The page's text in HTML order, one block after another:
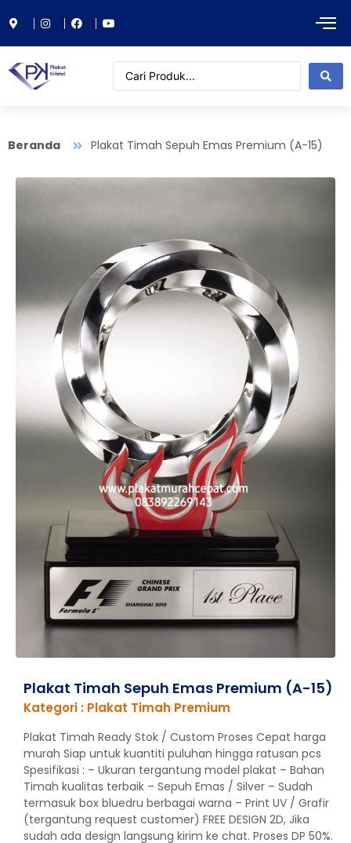
Beranda Plakat Timah Sepuh Emas Premium (A-15)
Plakat Timah Sepuh Emas Premium (A-15)
Kategori : Plakat Timah Premium
Plakat Timah Ready Stok / Custom Proses Cepat harga
murah Siap untuk kuantiti puluhan hingga ratusan pcs
Spesifikasi : – Ukuran tergantung model plakat – Bahan
Timah kualitas terbaik – Sepuh Emas / Silver – Sudah
termasuk box bluedru berbagai warna – Print UV / Grafir
(tergantung request customer) FREE DESIGN 2D, Jika
sudah ada design langsung kirim ke chat. Proses DP 50%.